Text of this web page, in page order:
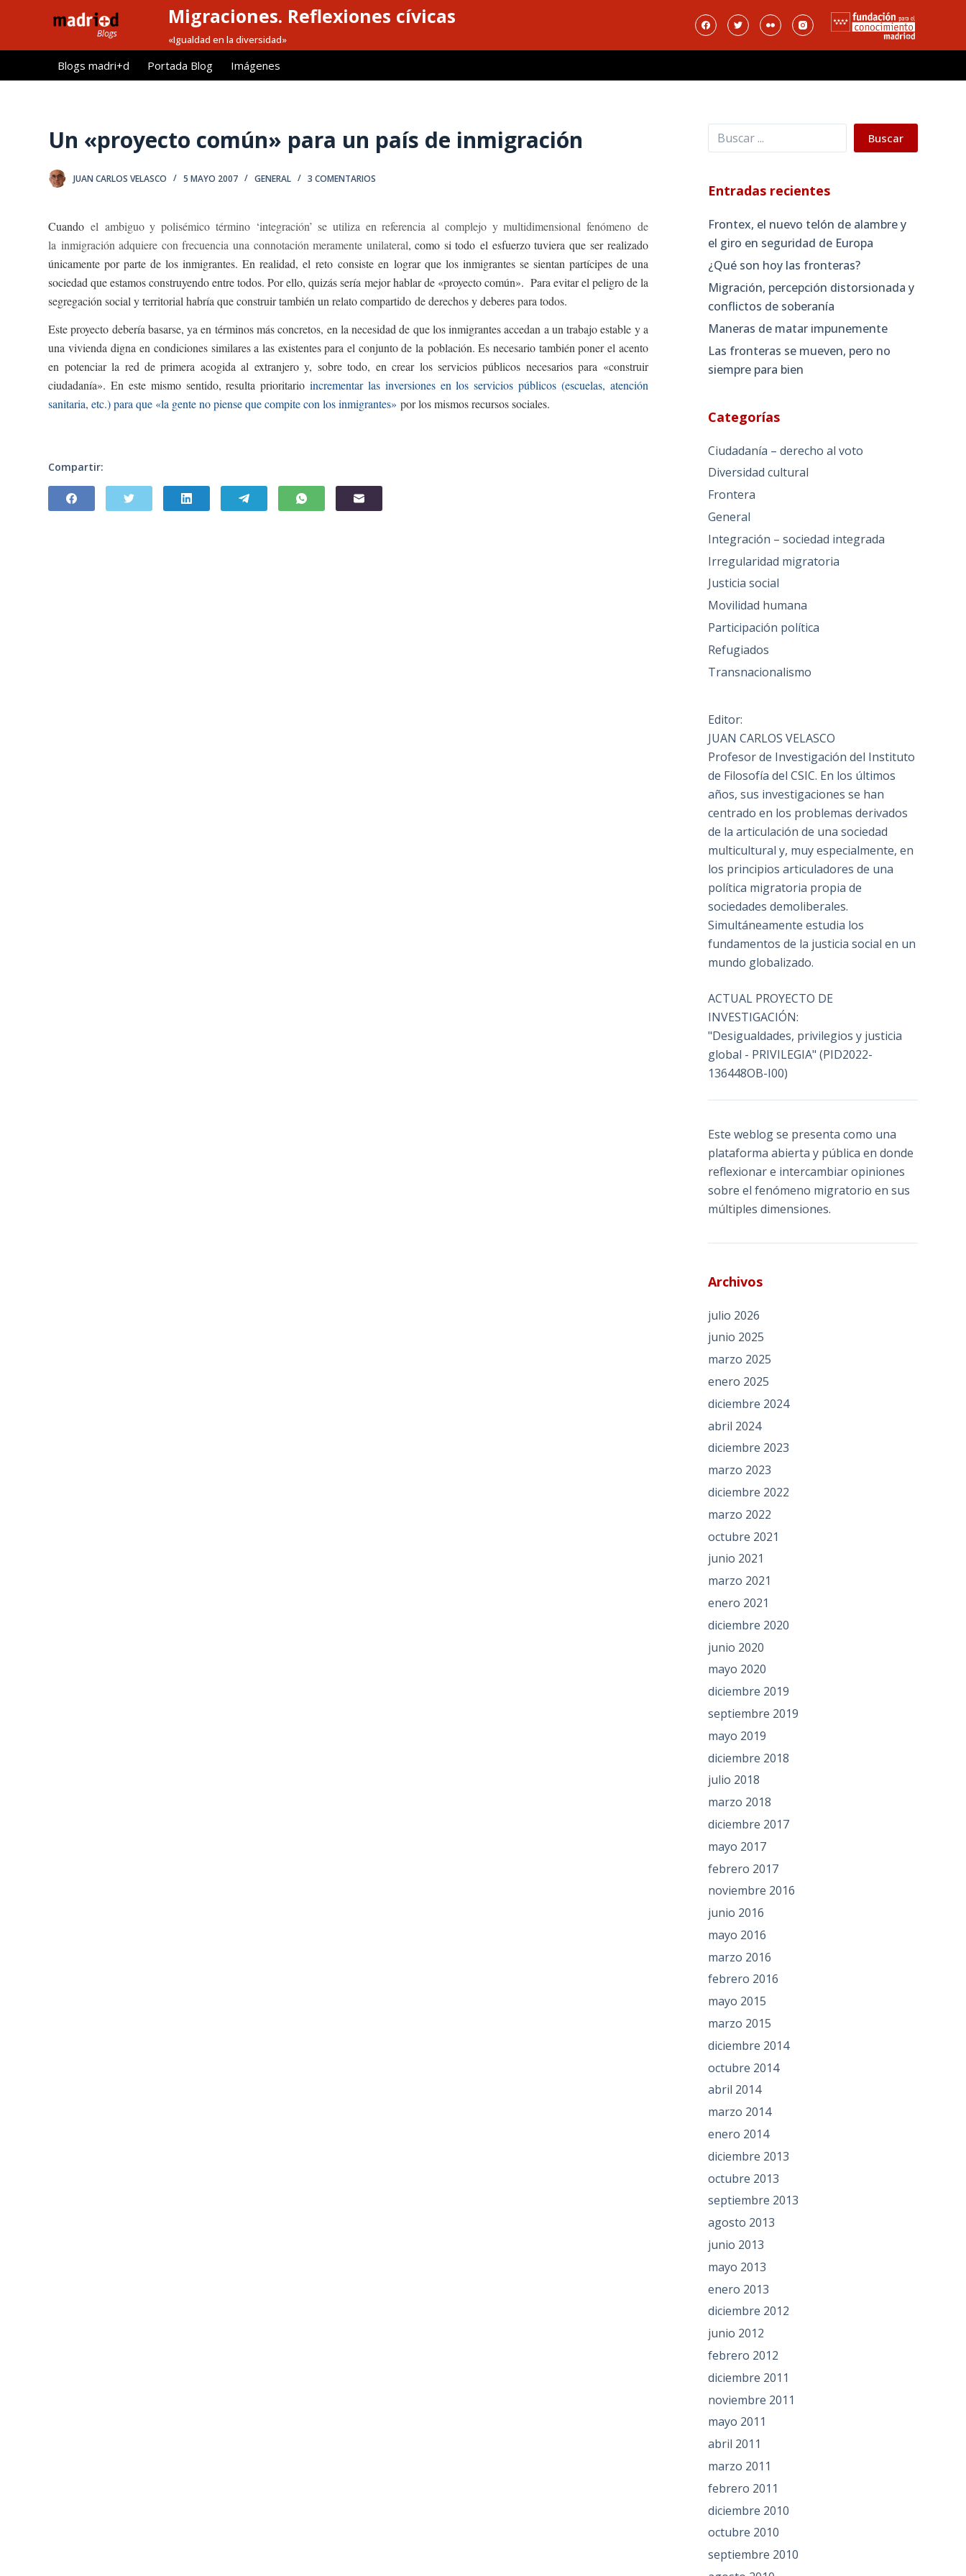
l
Migraciones. Reflexiones cívicas
«Igualdad en la diversidad»
Blogs madri+d Portada Blog Imágenes
Un «proyecto común» para un país de inmigración
JUAN CARLOS VELASCO 5 MAYO 2007 GENERAL 3 COMENTARIOS
Cuando el ambiguo y polisémico término ‘integración’ se utiliza en referencia al complejo y multidimensional fenómeno de
la inmigración adquiere con frecuencia una connotación meramente unilateral, como si todo el esfuerzo tuviera que ser realizado
únicamente por parte de los inmigrantes.En realidad, el reto consiste en lograr que los inmigrantes se sientan partícipes de una
sociedad que estamos construyendo entre todos. Por ello, quizás sería mejor hablar de «proyecto común». Para evitar el peligro de la
segregación social y territorial habría que construir también un relato compartido de derechos y deberes para todos.
Este proyecto debería basarse, ya en términos más concretos, en la necesidad de que los inmigrantes accedan a un trabajo estable y a
una vivienda digna en condiciones similares a las existentes para el conjunto de la población. Es necesario también poner el acento
en potenciar la red de primera acogida al extranjero y, sobre todo, en crear los servicios públicos necesarios para «construir
ciudadanía». En este mismo sentido, resulta prioritarioincrementar las inversiones en los servicios públicos (escuelas, atención
sanitaria, etc.) para que «la gente no piense que compite con los inmigrantes» por los mismos recursos sociales.
Compartir:
Buscar Buscar
Entradas recientes
Frontex, el nuevo telón de alambre y
el giro en seguridad de Europa
¿Qué son hoy las fronteras?
Migración, percepción distorsionada y
conflictos de soberanía
Maneras de matar impunemente
Las fronteras se mueven, pero no
siempre para bien
Categorías
Ciudadanía – derecho al voto
Diversidad cultural
Frontera
General
Integración – sociedad integrada
Irregularidad migratoria
Justicia social
Movilidad humana
Participación política
Refugiados
Transnacionalismo
Editor:
JUAN CARLOS VELASCO
Profesor de Investigación del Instituto
de Filosofía del CSIC. En los últimos
años, sus investigaciones se han
centrado en los problemas derivados
de la articulación de una sociedad
multicultural y, muy especialmente, en
los principios articuladores de una
política migratoria propia de
sociedades demoliberales.
Simultáneamente estudia los
fundamentos de la justicia social en un
mundo globalizado.
ACTUAL PROYECTO DE
INVESTIGACIÓN:
"Desigualdades, privilegios y justicia
global - PRIVILEGIA" (PID2022-
136448OB-I00)
Este weblog se presenta como una
plataforma abierta y pública en donde
reflexionar e intercambiar opiniones
sobre el fenómeno migratorio en sus
múltiples dimensiones.
Archivos
julio 2026
junio 2025
marzo 2025
enero 2025
diciembre 2024
abril 2024
diciembre 2023
marzo 2023
diciembre 2022
marzo 2022
octubre 2021
junio 2021
marzo 2021
enero 2021
diciembre 2020
junio 2020
mayo 2020
diciembre 2019
septiembre 2019
mayo 2019
diciembre 2018
julio 2018
marzo 2018
diciembre 2017
mayo 2017
febrero 2017
noviembre 2016
junio 2016
mayo 2016
marzo 2016
febrero 2016
mayo 2015
marzo 2015
diciembre 2014
octubre 2014
abril 2014
marzo 2014
enero 2014
diciembre 2013
octubre 2013
septiembre 2013
agosto 2013
junio 2013
mayo 2013
enero 2013
diciembre 2012
junio 2012
febrero 2012
diciembre 2011
noviembre 2011
mayo 2011
abril 2011
marzo 2011
febrero 2011
diciembre 2010
octubre 2010
septiembre 2010